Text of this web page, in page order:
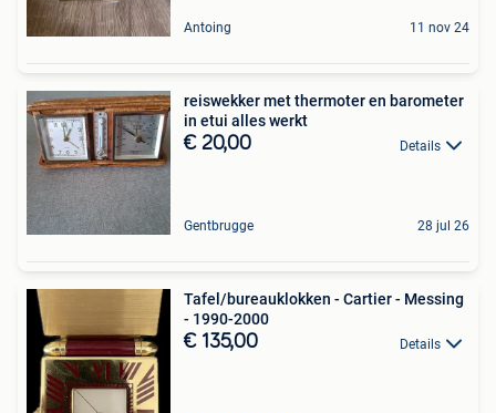
Antoing 11 nov 24
reiswekker met thermoter en barometer
in etui alles werkt
€ 20,00 Details
Gentbrugge 28 jul 26
Tafel/bureauklokken - Cartier - Messing
- 1990-2000
€ 135,00 Details